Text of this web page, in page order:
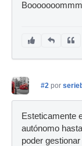
#2 por
Esteticamente
autónomo
poder